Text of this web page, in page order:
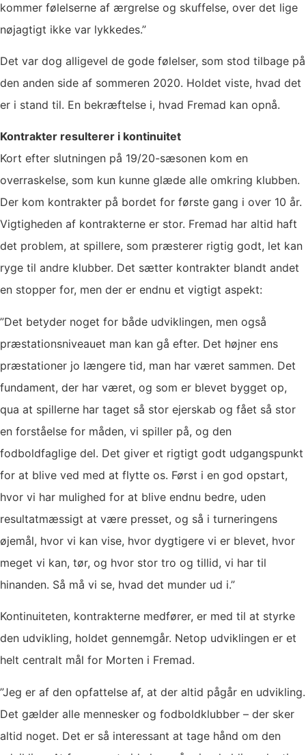
kommer følelserne af ærgrelse og skuffelse, over det lige
nøjagtigt ikke var lykkedes.”
Det var dog alligevel de gode følelser, som stod tilbage på
den anden side af sommeren 2020. Holdet viste, hvad det
er i stand til. En bekræftelse i, hvad Fremad kan opnå.
Kontrakter resulterer i kontinuitet
Kort efter slutningen på 19/20-sæsonen kom en
overraskelse, som kun kunne glæde alle omkring klubben.
Der kom kontrakter på bordet for første gang i over 10 år.
Vigtigheden af kontrakterne er stor. Fremad har altid haft
det problem, at spillere, som præsterer rigtig godt, let kan
ryge til andre klubber. Det sætter kontrakter blandt andet
en stopper for, men der er endnu et vigtigt aspekt:
”Det betyder noget for både udviklingen, men også
præstationsniveauet man kan gå efter. Det højner ens
præstationer jo længere tid, man har været sammen. Det
fundament, der har været, og som er blevet bygget op,
qua at spillerne har taget så stor ejerskab og fået så stor
en forståelse for måden, vi spiller på, og den
fodboldfaglige del. Det giver et rigtigt godt udgangspunkt
for at blive ved med at flytte os. Først i en god opstart,
hvor vi har mulighed for at blive endnu bedre, uden
resultatmæssigt at være presset, og så i turneringens
øjemål, hvor vi kan vise, hvor dygtigere vi er blevet, hvor
meget vi kan, tør, og hvor stor tro og tillid, vi har til
hinanden. Så må vi se, hvad det munder ud i.”
Kontinuiteten, kontrakterne medfører, er med til at styrke
den udvikling, holdet gennemgår. Netop udviklingen er et
helt centralt mål for Morten i Fremad.
”Jeg er af den opfattelse af, at der altid pågår en udvikling.
Det gælder alle mennesker og fodboldklubber – der sker
altid noget. Det er så interessant at tage hånd om den